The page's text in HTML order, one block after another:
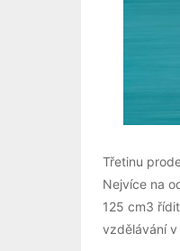
Třetinu
Nejvíce na
125 cm3
vzdělávání v